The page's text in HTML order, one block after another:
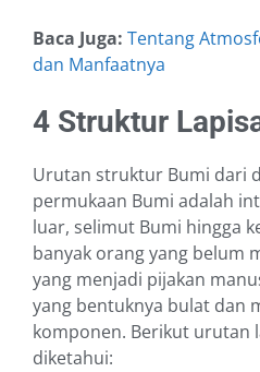
Baca Juga: Tentang
dan Manfaatnya
4 Struktur
Urutan struktur Bumi dari
permukaan Bumi adalah
luar, selimut Bumi hingga
banyak orang yang belum
yang menjadi pijakan
yang bentuknya bulat dan
komponen. Berikut urutan
diketahui: